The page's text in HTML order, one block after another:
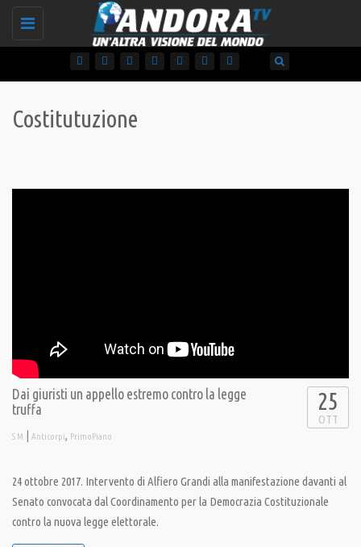
Toggle
Costitutuzione
Dai giuristi un appello estremo contro la legge
truffa
S M | Anticorpi, PrimoPiano
25
OTT
24 ottobre 2017. Intervento di Alfiero Grandi alla manifestazione davanti al
Senato convocata dal Coordinamento per la Democrazia Costituzionale
contro la nuova legge elettorale.